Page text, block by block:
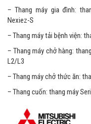
– Thang máy gia đình:
Nexiez-S
– Thang máy tải bệnh viện:
– Thang máy chở hàng:
L2/L3
– Thang máy chở thức ăn:
– Thang cuốn: thang máy